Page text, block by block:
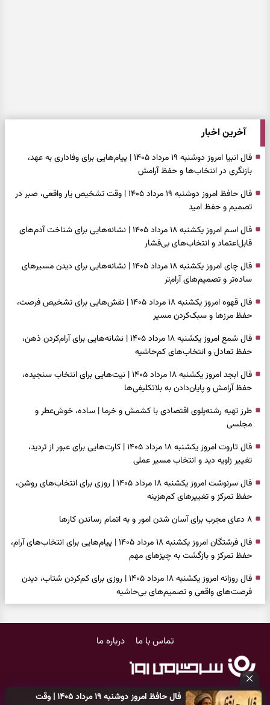
فال حافظ امروز دوشنبه ۱۹ مرداد ۱۴۰۵ | وقت
آخرین اخبار
فال انبیا امروز دوشنبه ۱۹ مرداد ۱۴۰۵ | پیام‌هایی برای وفاداری به عهد،
بازنگری در انتخاب‌ها و حفظ آرامش
فال حافظ امروز دوشنبه ۱۹ مرداد ۱۴۰۵ | وقت تشخیص یار واقعی، صبر در
تصمیم و حفظ امید
فال اسم امروز یکشنبه ۱۸ مرداد ۱۴۰۵ | نشانه‌هایی برای شناخت آدم‌های
قابل‌اعتماد و انتخاب‌های بی‌فشار
فال چای امروز یکشنبه ۱۸ مرداد ۱۴۰۵ | نشانه‌هایی برای دیدن مسیرهای
ساده‌تر و تصمیم‌های آرام‌تر
فال قهوه امروز یکشنبه ۱۸ مرداد ۱۴۰۵ | نقش‌هایی برای تشخیص فرصت،
حفظ مرزها و سبک‌کردن مسیر
فال شمع امروز یکشنبه ۱۸ مرداد ۱۴۰۵ | نشانه‌هایی برای آرام‌کردن ذهن،
حفظ تعادل و انتخاب‌های کم‌حاشیه
فال ابجد امروز یکشنبه ۱۸ مرداد ۱۴۰۵ | نیت‌هایی برای انتخاب سنجیده،
حفظ آرامش و پایان‌دادن به بلاتکلیفی‌ها
طرز تهیه رشته‌پلوی اقتصادی با کشمش و خرما | ساده، خوش‌عطر و
مجلسی
فال تاروت امروز یکشنبه ۱۸ مرداد ۱۴۰۵ | کارت‌هایی برای عبور از تردید،
تغییر زاویه دید و انتخاب مسیر عملی
فال سرنوشت امروز یکشنبه ۱۸ مرداد ۱۴۰۵ | روزی برای انتخاب‌های روشن،
حفظ تمرکز و تغییرهای کم‌هزینه
۸ دعای مجرب برای آسان شدن امور و به اتمام رساندن کار‌ها
فال فرشتگان امروز یکشنبه ۱۸ مرداد ۱۴۰۵ | پیام‌هایی برای انتخاب‌های آرام،
حفظ تمرکز و بازگشت به چیزهای مهم
فال روزانه امروز یکشنبه ۱۸ مرداد ۱۴۰۵ | روزی برای کم‌کردن شتاب، دیدن
فرصت‌های واقعی و تصمیم‌های بی‌حاشیه
واقعی، کم‌کردن بار اضافه و تصمیم بدون عجله
حفظ چیزهایی که ارزش ماندن دارند
تماس با ما درباره ما